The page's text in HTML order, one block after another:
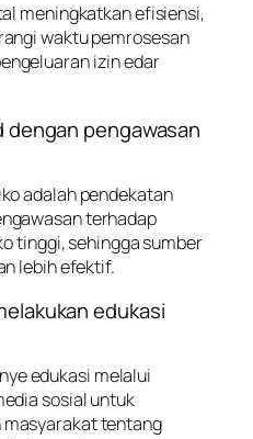
meningkatkan efisiensi,
waktu pemrosesan
izin edar
dengan pengawasan
adalah pendekatan
terhadap
tinggi, sehingga sumber
lebih efektif.
edukasi
edukasi melalui
sosial untuk
tentang